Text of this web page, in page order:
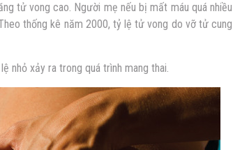
tử vong cao. Người mẹ nếu bị mất máu quá nhiều
thống kê năm 2000, tỷ lệ tử vong do vỡ tử cung
nhỏ xảy ra trong quá trình mang thai.